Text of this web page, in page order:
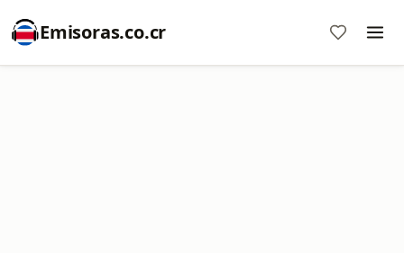
Emisoras.co.cr